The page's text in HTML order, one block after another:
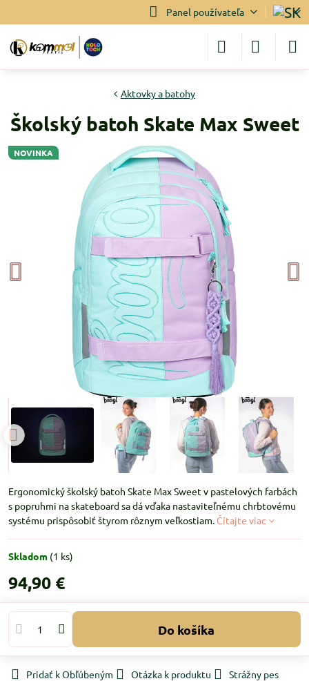
Panel používateľa
NOVINKA
Aktovky a batohy
Školský batoh Skate Max Sweet
Ergonomický školský batoh Skate Max Sweet v pastelových farbách
s popruhmi na skateboard sa dá vďaka nastaviteľnému chrbtovému
systému prispôsobiť štyrom rôznym veľkostiam. Čítajte viac
Skladom (1 ks)
94,90 €
Do košíka
Pridať k Obľúbeným Otázka k produktu
Strážny pes